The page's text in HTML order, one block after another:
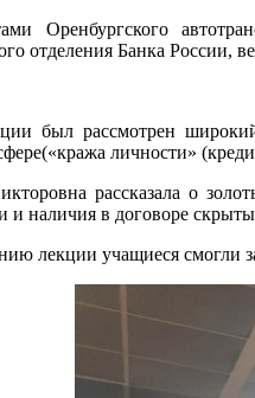
Оренбургского
отделения Банка России,
был рассмотрен
личности»
рассказала о
и наличия в договоре
лекции учащиеся смогли